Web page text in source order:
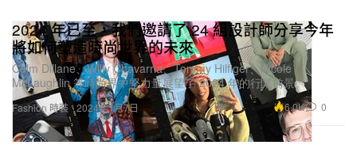
Fashion 時裝
2024 年已至，我們邀請了 24 組設計師分享今年
將如何塑造時尚世界的未來
Colm Dillane、Willy Chavarria、Tommy Hilfiger、Nicole
McLaughlin 等時尚界中堅力量展望了 2024 年的行業前景。
2024年1月7日 6.0K 0